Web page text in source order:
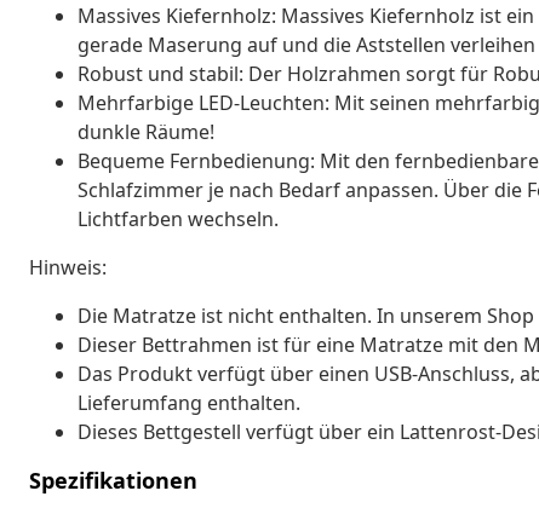
Massives Kiefernholz: Massives Kiefernholz ist
gerade Maserung auf und die Aststellen
Robust und stabil: Der Holzrahmen sorgt für
Mehrfarbige LED-Leuchten: Mit seinen
dunkle Räume!
Bequeme Fernbedienung: Mit den
Schlafzimmer je nach Bedarf anpassen. Über
Lichtfarben wechseln.
Hinweis:
Die Matratze ist nicht enthalten. In unserem
Dieser Bettrahmen ist für eine Matratze mit den
Das Produkt verfügt über einen USB-Anschluss,
Lieferumfang enthalten.
Dieses Bettgestell verfügt über ein Lattenrost-
Spezifikationen